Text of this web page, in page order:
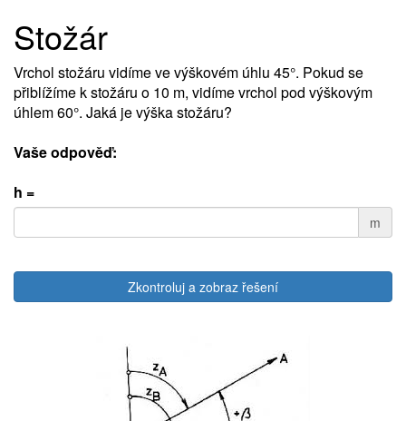
Stožár
Vrchol stožáru vidíme ve výškovém úhlu 45°. Pokud se
přiblížíme k stožáru o 10 m, vidíme vrchol pod výškovým
úhlem 60°. Jaká je výška stožáru?
Vaše odpověď:
h =
m
Zkontroluj a zobraz řešení